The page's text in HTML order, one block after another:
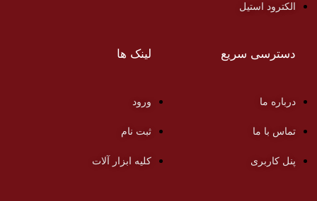
الکترود استیل
دسترسی سریع
درباره ما
تماس با ما
پنل کاربری
لینک ها
ورود
ثبت نام
کلیه ابزار آلات